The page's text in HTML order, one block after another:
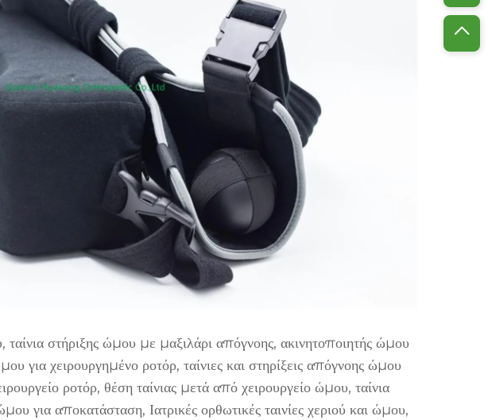
ταίνια στήριξης ώμου με μαξιλάρι απόγνοης, ακινητοποιητής ώμου
για χειρουργημένο ροτόρ, ταίνιες και στηρίξεις απόγνοης ώμου
ροτόρ, θέση ταίνιας μετά από χειρουργείο ώμου, ταίνια
για αποκατάσταση, Ιατρικές ορθωτικές ταινίες χεριού και ώμου,